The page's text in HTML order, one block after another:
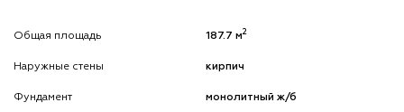
Общая площадь 187.7 м2
Наружные стены кирпич
Фундамент монолитный ж/б